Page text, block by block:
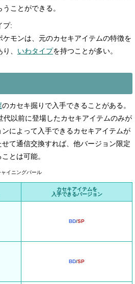
ことができる。
プ:
モンは、元のカセキアイテムの特徴を
、 いわタイプを持つことが多い。
のカセキ掘りで入手できることがある。
代以前に登場したカセキアイテムのみが
によって入手できるカセキアイテムが
て通信交換すれば、他バージョン限定
とは可能。
ャイニングパール
カセキアイテムを
入手できるバージョン
BD/SP
BD/SP